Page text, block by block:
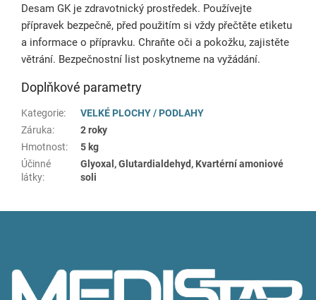
Desam GK je zdravotnický prostředek. Používejte
přípravek bezpečně, před použitím si vždy přečtěte etiketu
a informace o přípravku. Chraňte oči a pokožku, zajistěte
větrání. Bezpečnostní list poskytneme na vyžádání.
Doplňkové parametry
Kategorie:
VELKÉ PLOCHY / PODLAHY
Záruka:
2 roky
Hmotnost:
5 kg
Účinné
látky:
Glyoxal, Glutardialdehyd, Kvartérní amoniové
soli